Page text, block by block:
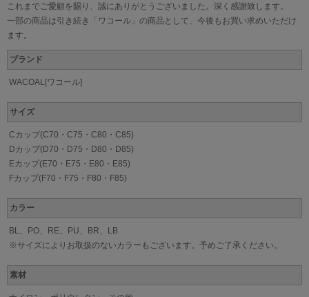
これまでご愛顧を賜り、誠にありがとうございました。深く感謝致します。
一部の商品は引き続き「ワコール」の商品として、今後もお買い求めいただけ
ます。
ブランド
WACOAL[ワコール]
サイズ
Cカップ(C70・C75・C80・C85)
Dカップ(D70・D75・D80・D85)
Eカップ(E70・E75・E80・E85)
Fカップ(F70・F75・F80・F85)
カラー
BL、PO、RE、PU、BR、LB
※サイズによりお取扱のないカラーもございます。予めご了承ください。
素材